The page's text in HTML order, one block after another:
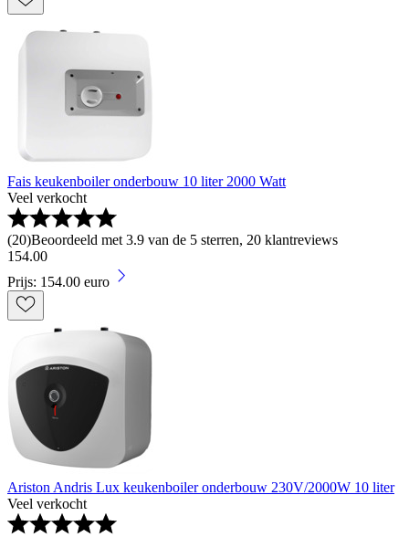
Fais keukenboiler onderbouw 10 liter 2000 Watt
Veel verkocht
(20)Beoordeeld met 3.9 van de 5 sterren, 20 klantreviews
154.00
Prijs: 154.00 euro
Ariston Andris Lux keukenboiler onderbouw 230V/2000W 10 liter
Veel verkocht